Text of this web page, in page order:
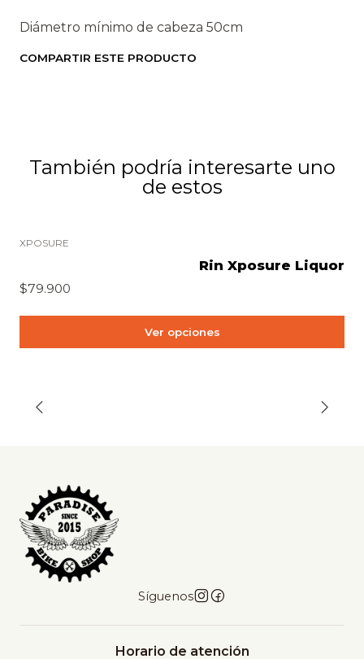
Diámetro mínimo de cabeza 50cm
COMPARTIR ESTE PRODUCTO
También podría interesarte uno
de estos
XPOSURE
Rin Xposure Liquor
$79.900
Ver opciones
Síguenos
Horario de atención